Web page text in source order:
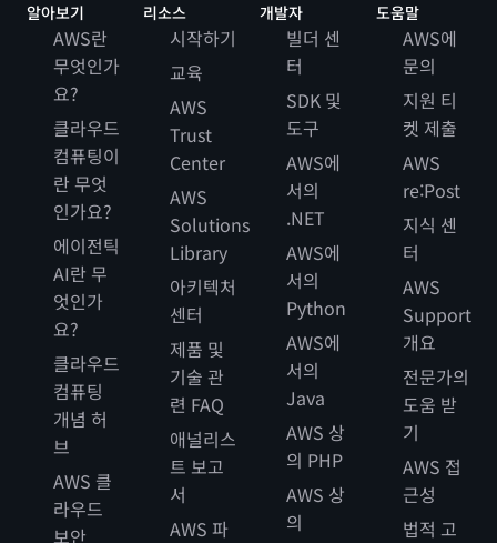
알아보기
AWS란
무엇인가
요?
클라우드
컴퓨팅이
란 무엇
인가요?
에이전틱
AI란 무
엇인가
요?
클라우드
컴퓨팅
개념 허
브
AWS 클
라우드
보안
리소스
시작하기
교육
AWS
Trust
Center
AWS
Solutions
Library
아키텍처
센터
제품 및
기술 관
련 FAQ
애널리스
트 보고
서
AWS 파
개발자
빌더 센
터
SDK 및
도구
AWS에
서의
.NET
AWS에
서의
Python
AWS에
서의
Java
AWS 상
의 PHP
AWS 상
의
도움말
AWS에
문의
지원 티
켓 제출
AWS
re:Post
지식 센
터
AWS
Support
개요
전문가의
도움 받
기
AWS 접
근성
법적 고